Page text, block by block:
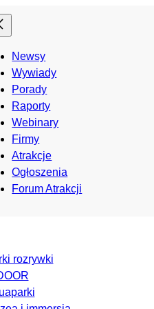
Newsy
Wywiady
Porady
Raporty
Webinary
Firmy
Atrakcje
Ogłoszenia
Forum Atrakcji
rozrywki